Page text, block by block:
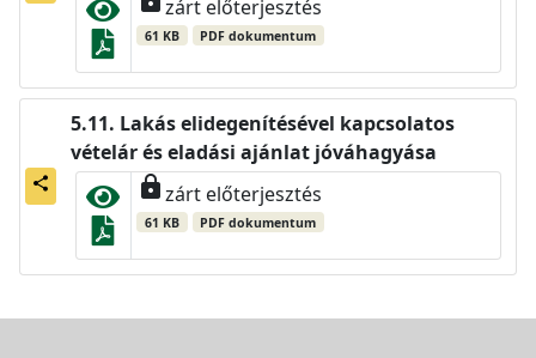
zárt előterjesztés
61 KB PDF dokumentum
share
Lakás elidegenítésével kapcsolatos
vételár és eladási ajánlat jóváhagyása
lockzárt előterjesztés
61 KB PDF dokumentum